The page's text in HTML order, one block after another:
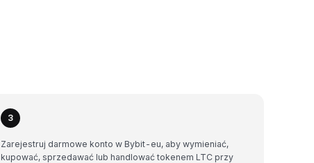
3
Zarejestruj darmowe konto w Bybit-eu, aby wymieniać,
kupować, sprzedawać lub handlować tokenem LTC przy